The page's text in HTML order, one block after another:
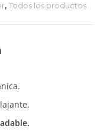
, Todos los productos